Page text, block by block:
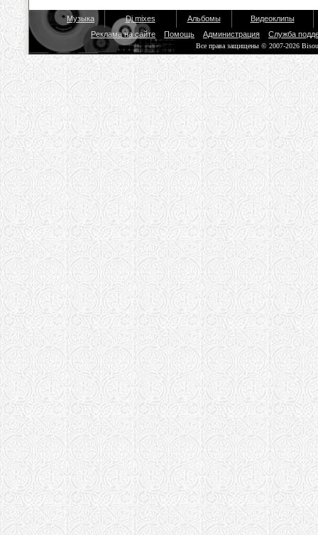
Музыка Dj mixes Альбомы
Видеоклипы
Реклама на сайте
Помощь Администрация Служба
Все права защищены © 2007-2026